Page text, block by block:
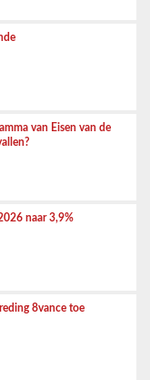
van Eisen van de
naar 3,9%
8vance toe